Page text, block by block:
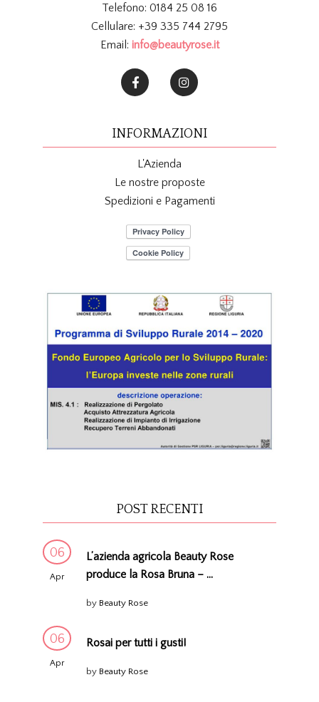
Telefono: 0184 25 08 16
Cellulare: +39 335 744 2795
Email: info@beautyrose.it
INFORMAZIONI
L'Azienda
Le nostre proposte
Spedizioni e Pagamenti
POST RECENTI
06
Apr
L’azienda agricola Beauty Rose
produce la Rosa Bruna – ...
by Beauty Rose
06
Apr
Rosai per tutti i gusti!
by Beauty Rose